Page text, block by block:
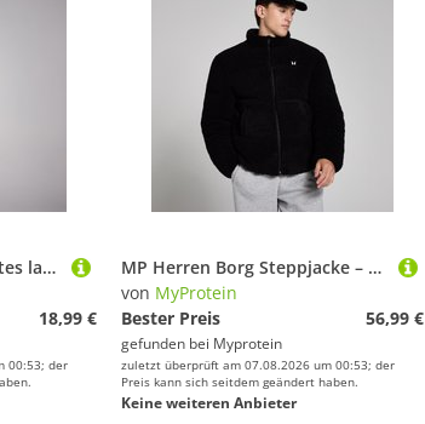
MP Herren Origin geripptes langärmeliges Shirt in Muskelpassform – Verwaschenes Schwarz - XS
18,99 €
00:53; der
MP Herren Borg Steppjacke – Schwarz - M
von MyProtein
Bester Preis
56,99 €
gefunden bei Myprotein
zuletzt überprüft am 07.08.2026 um 00:53; der
Preis kann sich seitdem geändert haben.
Keine weiteren Anbieter